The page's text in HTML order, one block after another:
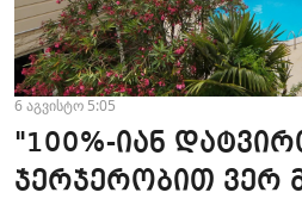
6 აგვისტო 5:05
"100%-იან
ჯერჯერობით ვერ